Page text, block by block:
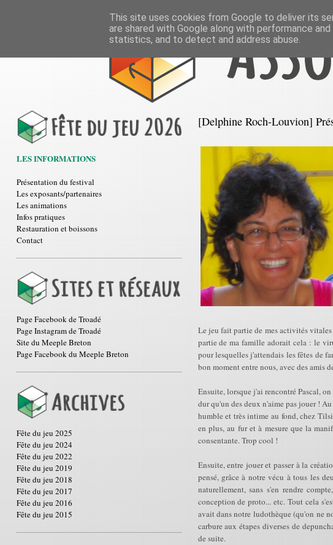
LES INFORMATIONS
Présentation du festival
Les exposants/partenaires
Les animations
Infos pratiques
Restauration et boissons
Contact
Page Facebook de Troadé
Page Instagram de Troadé
Site du Meeple Breton
Page Facebook du Meeple Breton
Fête du jeu 2025
Fête du jeu 2024
Fête du jeu 2022
Fête du jeu 2019
Fête du jeu 2018
Fête du jeu 2017
Fête du jeu 2016
Fête du jeu 2015
[Delphine Roch-Louvion]
Le jeu fait partie de mes activités
partie de ma famille adorait cela : le
pour lesquelles j'attendais les fêtes de
bon moment entre nous, avec des amis
Ensuite, lorsque j'ai rencontré Pascal,
dur qu'un des deux n'aime pas jouer !
humble et très intime au fond, chez
en plus, au fur et à mesure que la
consentante. Trop cool !
Ensuite, entre jouer et passer à la
pensé, grâce à notre vécu à tous les
naturellement, sans s'en rendre
conception de proto... etc. Tout cela
avait dans notre ludothèque (qu'on ne
carbure aux étapes diverses de
de suite.
This site uses cookies from Google to deliver its
are shared with Google along with performance
statistics, and to detect and address abuse.